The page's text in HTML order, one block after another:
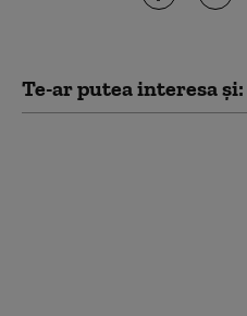
Te-ar putea interesa și: